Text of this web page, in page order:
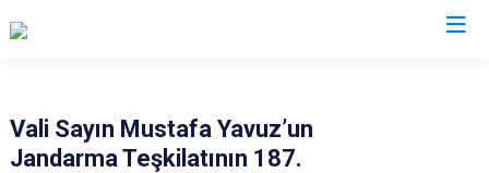
Vali Sayın Mustafa Yavuz’un
Jandarma Teşkilatının 187.